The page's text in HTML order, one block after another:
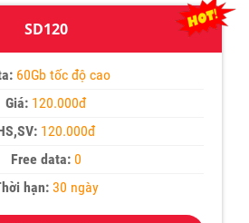
SD120
60Gb tốc độ cao
Giá: 120.000đ
120.000đ
Free data: 0
hạn:30 ngày